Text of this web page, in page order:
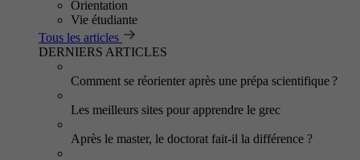
Orientation
Vie étudiante
Tous les articles
DERNIERS ARTICLES
Comment se réorienter après une prépa scientifique ?
Les meilleurs sites pour apprendre le grec
Après le master, le doctorat fait-il la différence ?